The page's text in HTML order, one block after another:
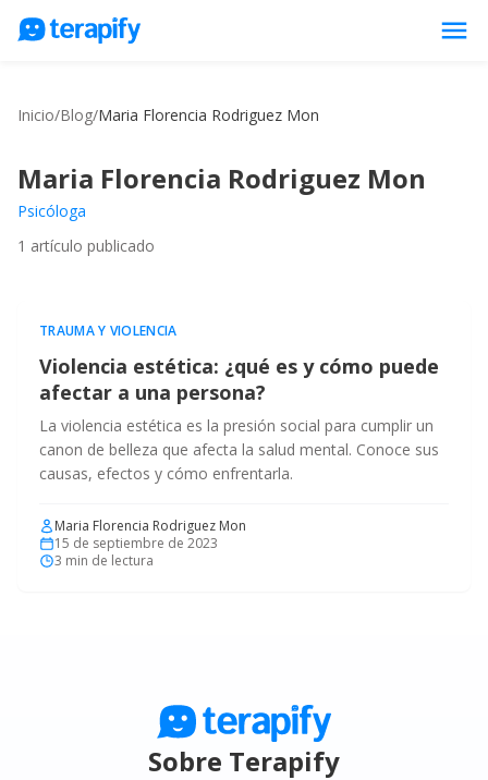
menu
Opiniones
Empresas
Preguntas frecuentes
Trabaja con nosotros
Inicio/Blog/Maria Florencia Rodriguez Mon
Maria Florencia Rodriguez Mon
Psicóloga
1 artículo publicado
TRAUMA Y VIOLENCIA
Violencia estética: ¿qué es y cómo puede
afectar a una persona?
La violencia estética es la presión social para cumplir un
canon de belleza que afecta la salud mental. Conoce sus
causas, efectos y cómo enfrentarla.
Maria Florencia Rodriguez Mon
15 de septiembre de 2023
3 min de lectura
Sobre Terapify